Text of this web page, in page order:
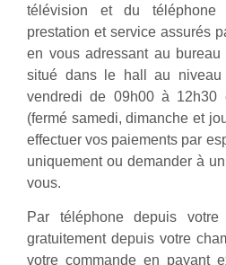
télévision et du téléphone
prestation et service assurés
en vous adressant au bureau
situé dans le hall au
vendredi de 09h00 à 12h30
(fermé samedi, dimanche et
effectuer vos paiements par
uniquement ou demander à
vous.
Par téléphone depuis
gratuitement depuis votre
votre commande en payant